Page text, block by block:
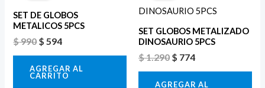
SET DE GLOBOS
METALICOS 5PCS
$990
era:
$ 990.
$ 594
es:
$ 594.
AGREGAR AL
CARRITO
SET GLOBOS METALIZADO
DINOSAURIO 5PCS
$1.290
era:
$ 774
es:
AGREGAR AL